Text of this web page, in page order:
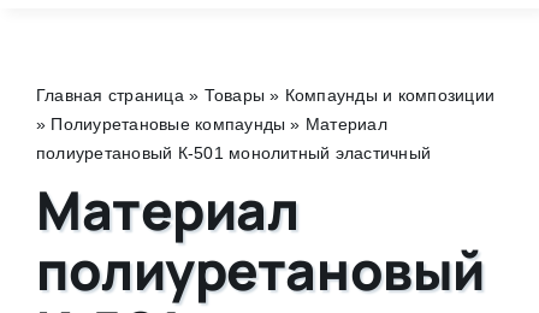
Главная страница » Товары » Компаунды и композиции
» Полиуретановые компаунды » Материал
полиуретановый К-501 монолитный эластичный
Материал
полиуретановый